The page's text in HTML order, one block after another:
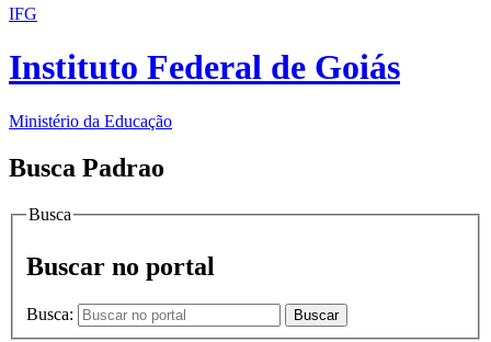
IFG
Instituto Federal de Goiás
Ministério da Educação
Busca Padrao
Busca
Buscar no portal
Busca: Buscar